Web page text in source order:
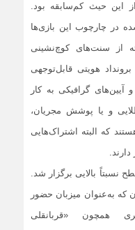
از این حیث کم‌سابقه بود.
در چارچوب این بازی‌ها
از سنت‌های کوچ‌نشینی
هویتی قابل‌توجهی
آیین‌های گرافیکی به کار
و یا پوشش مجریان،
که البته اشتراک‌هایی
نسبتاً بالایی برگزار شد.
که به‌عنوان میزبان حضور
همچون «قربانقلی